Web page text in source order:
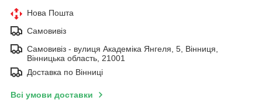
Нова Пошта
Самовивіз
Самовивіз - вулиця Академіка Янгеля, 5, Вінниця,
Вінницька область, 21001
Доставка по Вінниці
Всі умови доставки